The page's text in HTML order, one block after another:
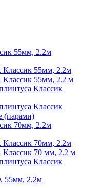
55мм, 2.2м
55мм, 2.2м
55мм, 2.2 м
Классик
Классик
(парами)
70мм, 2.2м
70мм, 2.2м
70 мм, 2.2 м
Классик
2,2м